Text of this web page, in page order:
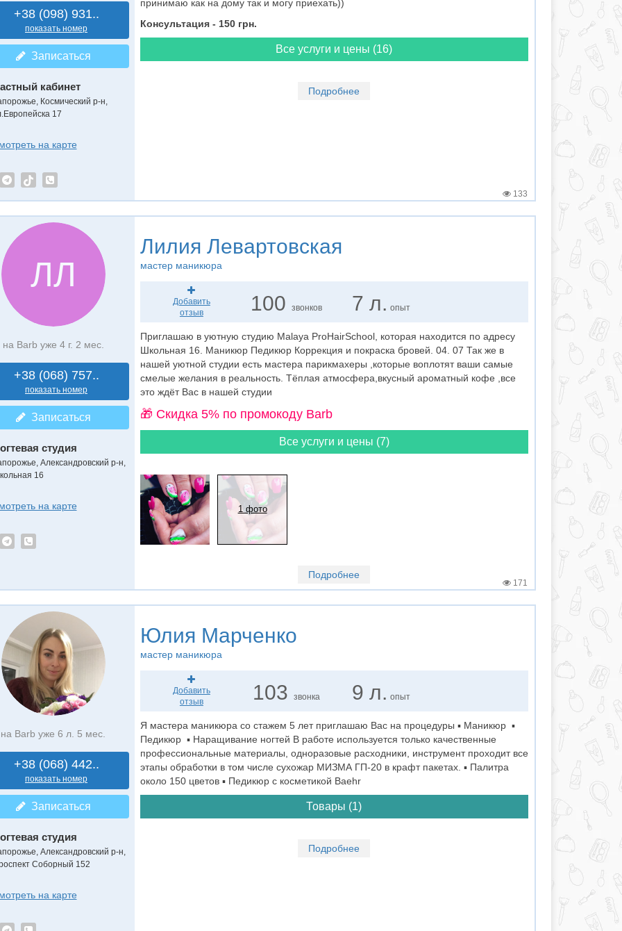
+38 (098) 931..
показать номер
Записаться
кабинет
Космический р-н,
17
на карте
принимаю как на дому так и могу приехать))
Консультация - 150 грн.
Все услуги и цены (16)
Подробнее
133
ЛЛ
на Barb уже 4 г. 2 мес.
+38 (068) 757..
показать номер
Записаться
студия
Александровский р-н,
16
на карте
Лилия Левартовская
мастер маникюра
Добавить
отзыв
100звонков 7 л. опыт
Приглашаю в уютную студию Malaya ProHairSchool, которая находится по адресу
Школьная 16. Маникюр Педикюр Коррекция и покраска бровей. 04. 07 Так же в
нашей уютной студии есть мастера парикмахеры ,которые воплотят ваши самые
смелые желания в реальность. Тёплая атмосфера,вкусный ароматный кофе ,все
это ждёт Вас в нашей студии
🎁 Cкидка 5% по промокоду Barb
Все услуги и цены (7)
1 фото
Подробнее
171
на Barb уже 6 л. 5 мес.
+38 (068) 442..
показать номер
Записаться
студия
Александровский р-н,
Соборный 152
на карте
Юлия Марченко
мастер маникюра
Добавить
отзыв
103звонка 9 л. опыт
Я мастера маникюра со стажем 5 лет приглашаю Вас на процедуры ▪️ Маникюр ▪️
Педикюр ▪️ Наращивание ногтей В работе используется только качественные
профессиональные материалы, одноразовые расходники, инструмент проходит все
этапы обработки в том числе сухожар МИЗМА ГП-20 в крафт пакетах. ▪️ Палитра
около 150 цветов ▪️ Педикюр с косметикой Baehr
Товары (1)
Подробнее